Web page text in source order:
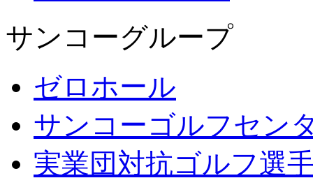
サンコーグループ
ゼロホール
サンコーゴルフセン
実業団対抗ゴルフ選